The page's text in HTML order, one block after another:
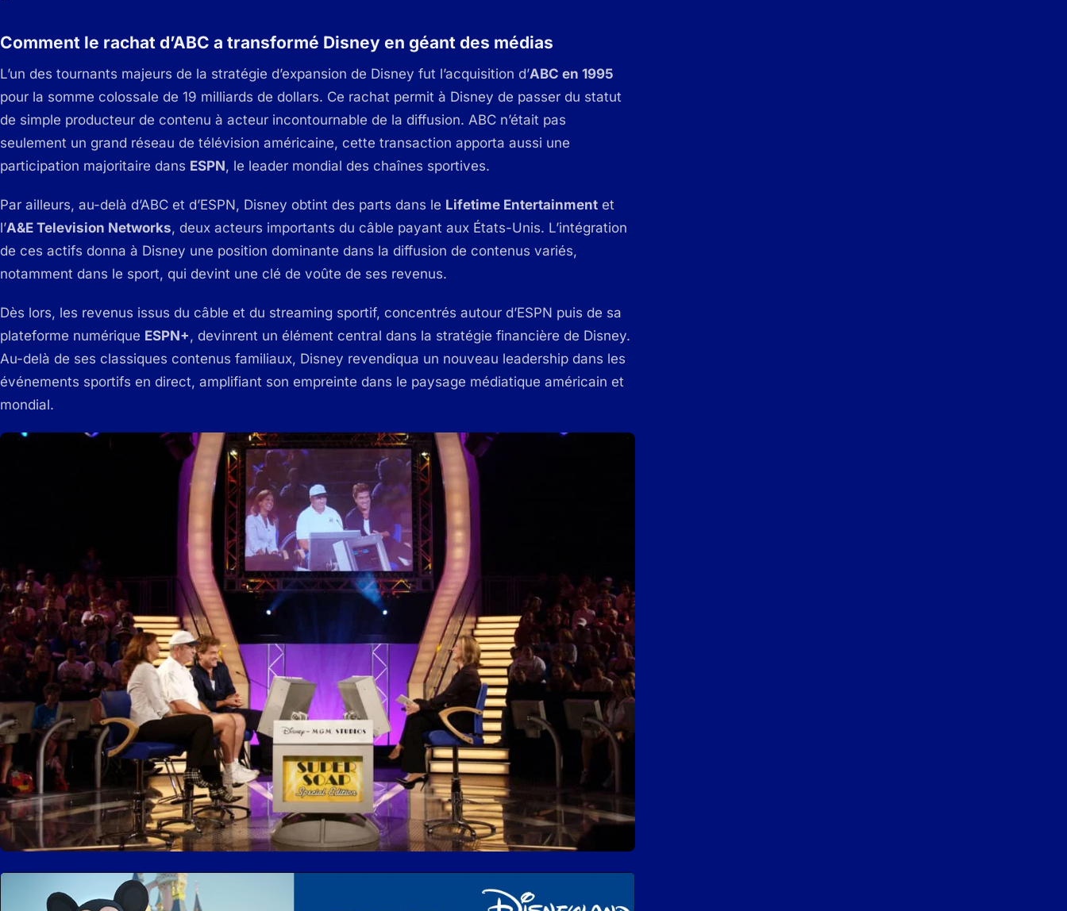
Comment le rachat d’ABC a transformé Disney en géant des médias
L’un des tournants majeurs de la stratégie d’expansion de Disney fut l’acquisition d’ABC en 1995
pour la somme colossale de 19 milliards de dollars. Ce rachat permit à Disney de passer du statut
de simple producteur de contenu à acteur incontournable de la diffusion. ABC n’était pas
seulement un grand réseau de télévision américaine, cette transaction apporta aussi une
participation majoritaire dans ESPN, le leader mondial des chaînes sportives.
Par ailleurs, au-delà d’ABC et d’ESPN, Disney obtint des parts dans le Lifetime Entertainment et
l’A&E Television Networks, deux acteurs importants du câble payant aux États-Unis. L’intégration
de ces actifs donna à Disney une position dominante dans la diffusion de contenus variés,
notamment dans le sport, qui devint une clé de voûte de ses revenus.
Dès lors, les revenus issus du câble et du streaming sportif, concentrés autour d’ESPN puis de sa
plateforme numérique ESPN+, devinrent un élément central dans la stratégie financière de Disney.
Au-delà de ses classiques contenus familiaux, Disney revendiqua un nouveau leadership dans les
événements sportifs en direct, amplifiant son empreinte dans le paysage médiatique américain et
mondial.